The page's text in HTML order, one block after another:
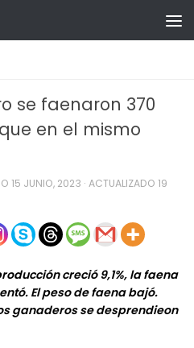
se faenaron 370
en el mismo
15 JUNIO, 2023 · ACTUALIZADO 19
creció 9,1%, la faena
Elpeso de faena bajó.
ganaderos se desprendieon